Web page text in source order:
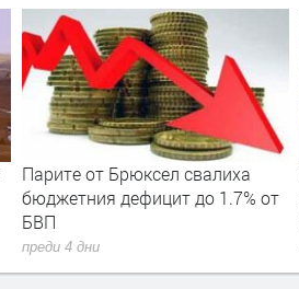
Парите от Брюксел свалиха
бюджетния дефицит до 1.7% от
БВП
преди 4 дни